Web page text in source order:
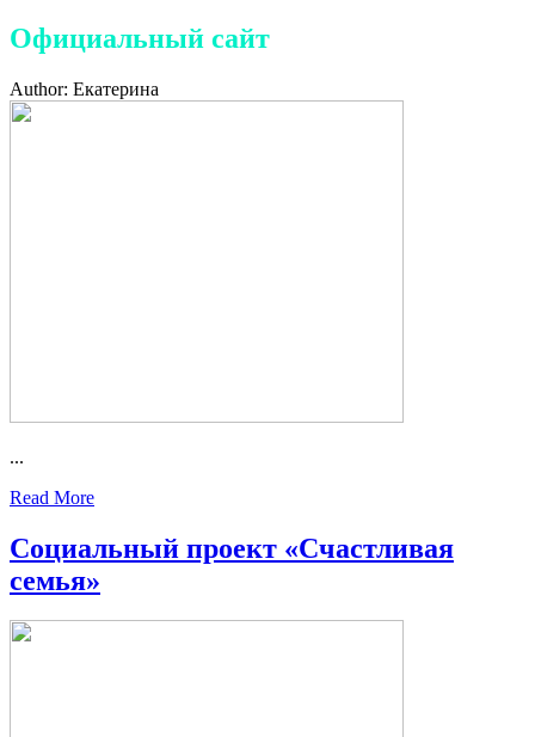
Официальный сайт
Author: Екатерина
...
Read More
Социальный проект «Счастливая
семья»